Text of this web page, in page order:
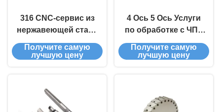
316 CNC-сервис из
нержавеющей стали
0,01 Толерантность
Получите самую
лучшую цену
4 Ось 5 Ось Услуги
по обработке с ЧПУ
из нержавеющей
стали Изготовление
Получите самую
лучшую цену